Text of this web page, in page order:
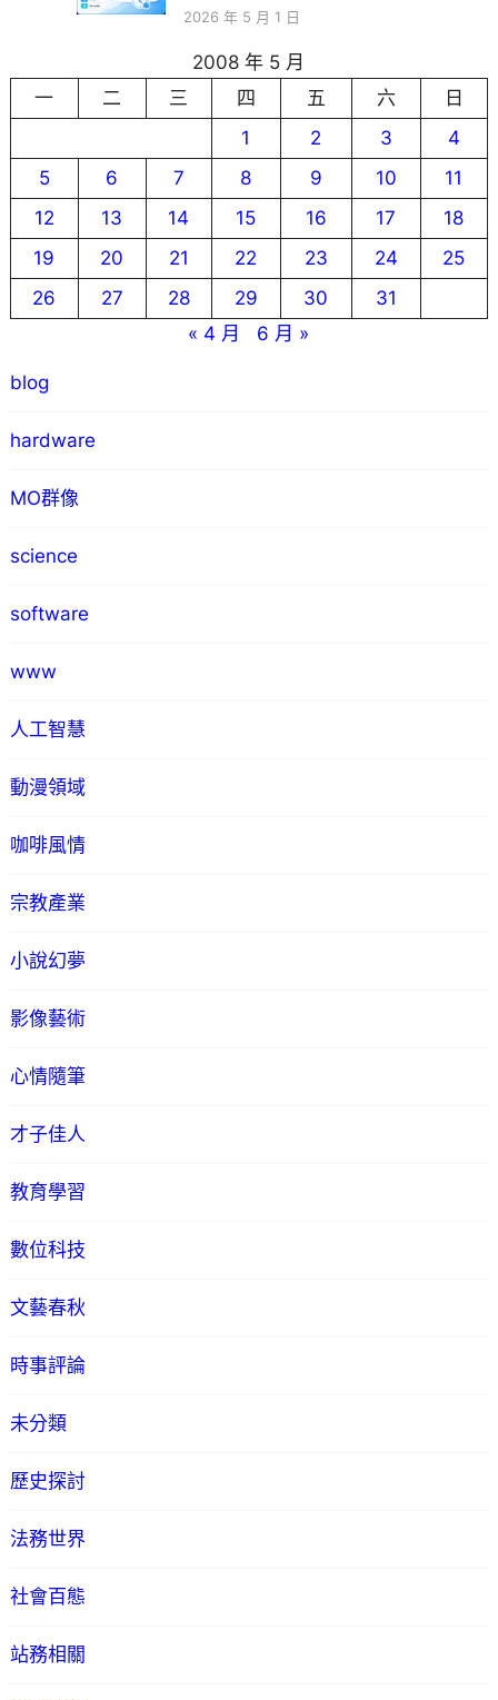
2026 年 5 月 1 日
2008 年 5 月
一
二 三 四 五 六
日
1
2 3
4
5
6 7 8 9 10
11
12
13 14 15 16 17
18
19
20 21 22 23 24
25
26
27 28 29 30
31
« 4 月
6 月 »
blog
hardware
MO群像
science
software
www
人工智慧
動漫領域
咖啡風情
宗教產業
小說幻夢
影像藝術
心情隨筆
才子佳人
教育學習
數位科技
文藝春秋
時事評論
未分類
歷史探討
法務世界
社會百態
站務相關